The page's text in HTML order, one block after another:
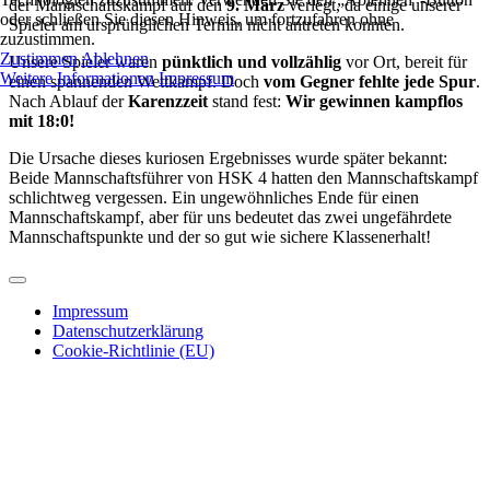
der Mannschaftskampf auf den9. Märzverlegt, da einige unserer
Spieler am ursprünglichen Termin nicht antreten konnten.
Unsere Spieler waren pünktlich und vollzählig vor Ort, bereit für
einen spannenden Wettkampf. Doch vom Gegner fehlte jede Spur.
Nach Ablauf derKarenzzeit stand fest: Wir gewinnen kampflos
mit 18:0!
Die Ursache dieses kuriosen Ergebnisses wurde später bekannt:
Beide Mannschaftsführer von HSK 4 hatten den Mannschaftskampf
schlichtweg vergessen. Ein ungewöhnliches Ende für einen
Mannschaftskampf, aber für uns bedeutet das zwei ungefährdete
Mannschaftspunkte und der so gut wie sichere Klassenerhalt!
Impressum
Datenschutzerklärung
Cookie-Richtlinie (EU)
oder schließen Sie diesen Hinweis, um fortzufahren ohne
zuzustimmen.
ZustimmenAblehnen
Weitere Informationen Impressum